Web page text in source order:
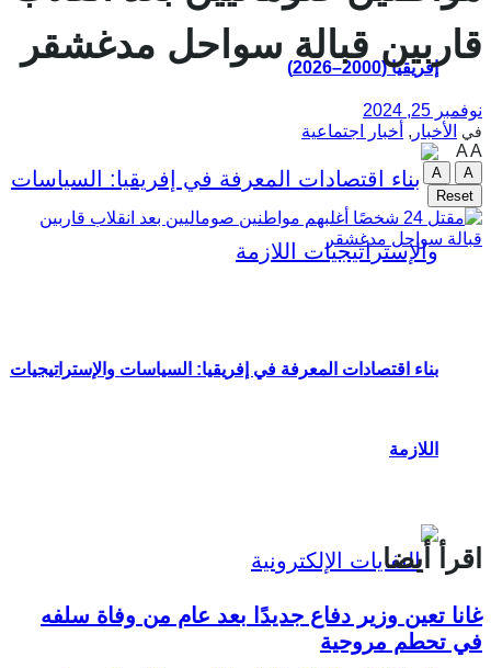
إفريقيا (2000–2026)
بناء اقتصادات المعرفة في إفريقيا: السياسات والإستراتيجيات
اللازمة
قاربين قبالة سواحل مدغشقر
نوفمبر 25, 2024
في الأخبار , أخبار اجتماعية
AA
A
A
Reset
اقرأ أيضا
غانا تعين وزير دفاع جديدًا بعد عام من وفاة سلفه
في تحطم مروحية